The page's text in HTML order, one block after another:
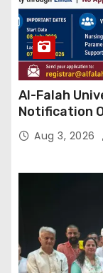
Al-Falah
Notification
Supporting
Aug 3, 2026